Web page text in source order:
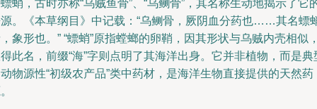
蛸，古时亦称“乌贼鱼骨”、“乌鲗骨”，其名称生动地揭示了它
。《本草纲目》中记载：“乌鲗骨，厥阴血分药也……其名螵
象形也。” “螵蛸”原指螳螂的卵鞘，因其形状与乌贼内壳相似
此名，前缀“海”字则点明了其海洋出身。它并非植物，而是典
物源性“初级农产品”类中药材，是海洋生物直接提供的天然药